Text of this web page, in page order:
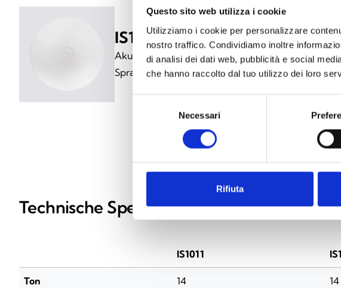
Questo sito web utilizza i cookie
Utilizziamo i cookie per personalizzare
nostro traffico. Condividiamo inoltre
di analisi dei dati web, pubblicità e social
che hanno raccolto dal tuo utilizzo dei loro
Necessari
Rifiuta
IS1030
Akustischer Signalgeber für die Deckenmontage
Sprachansagen
TECHNISCHE
Technische Spezifikationen
IS1011
Ton 14 14